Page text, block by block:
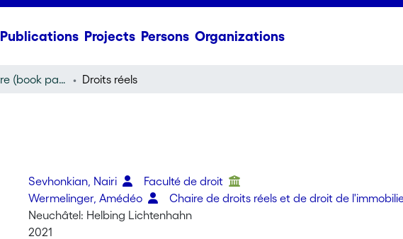
Publications Projects Persons Organizations
Chapitre de livre (book part) Droits réels
Sevhonkian, Nairi
Faculté de droit
Wermelinger, Amédéo
Chaire de droits réels et de droit de
Neuchâtel: Helbing Lichtenhahn
2021